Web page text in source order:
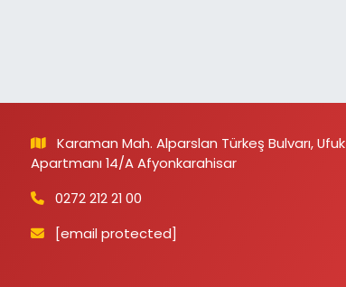
Karaman Mah. Alparslan Türkeş Bulvarı, Ufuk
Apartmanı 14/A Afyonkarahisar
0272 212 21 00
[email protected]